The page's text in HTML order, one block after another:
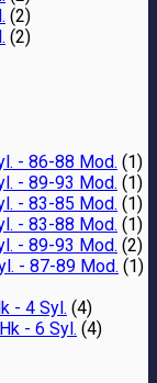
(2)
(2)
- 86-88 Mod. (1)
- 89-93 Mod. (1)
- 83-85 Mod. (1)
- 83-88 Mod. (1)
- 89-93 Mod. (2)
- 87-89 Mod. (1)
- 4 Syl. (4)
- 6 Syl. (4)